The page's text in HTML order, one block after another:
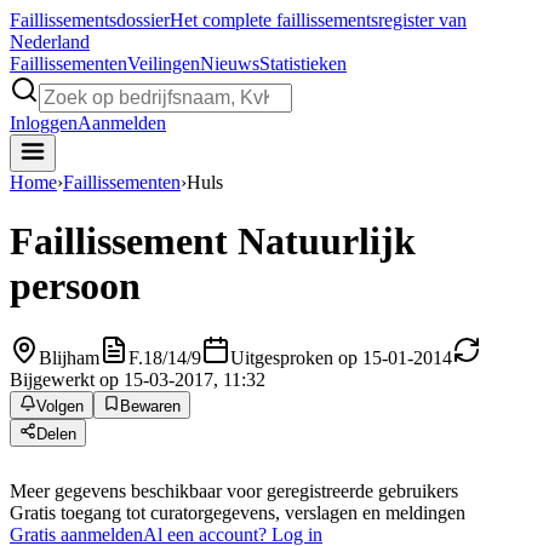
FaillissementsdossierHet complete faillissementsregister van
Nederland
FaillissementenVeilingenNieuwsStatistieken
InloggenAanmelden
Home›Faillissementen›Huls
Faillissement Natuurlijk
persoon
Blijham F.18/14/9
Uitgesproken op 15-01-2014
Bijgewerkt op 15-03-2017, 11:32
Volgen
Bewaren
Delen
Meer gegevens beschikbaar voor geregistreerde gebruikers
Gratis toegang tot curatorgegevens, verslagen en meldingen
Gratis aanmeldenAl een account? Log in